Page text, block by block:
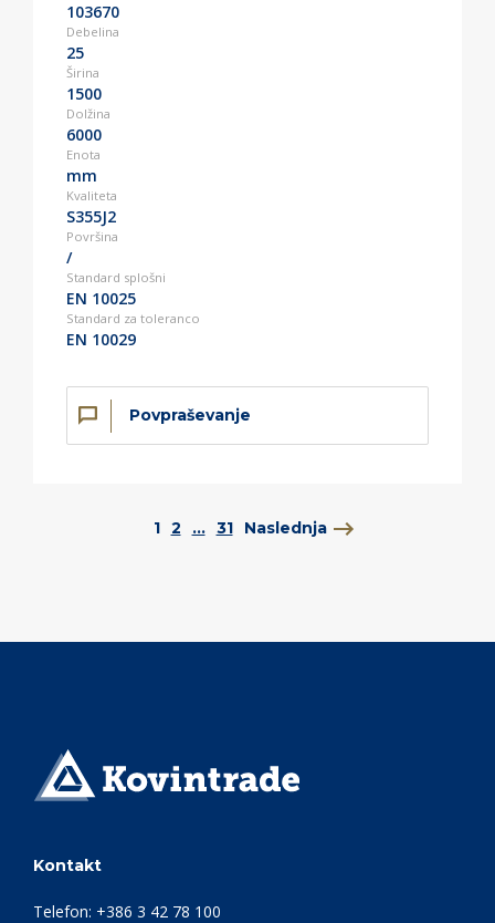
103670
Debelina
25
Širina
1500
Dolžina
6000
Enota
mm
Kvaliteta
S355J2
Površina
/
Standard splošni
EN 10025
Standard za toleranco
EN 10029
Povpraševanje
1 2 ... 31 Naslednja
Kontakt
Telefon: +386 3 42 78 100